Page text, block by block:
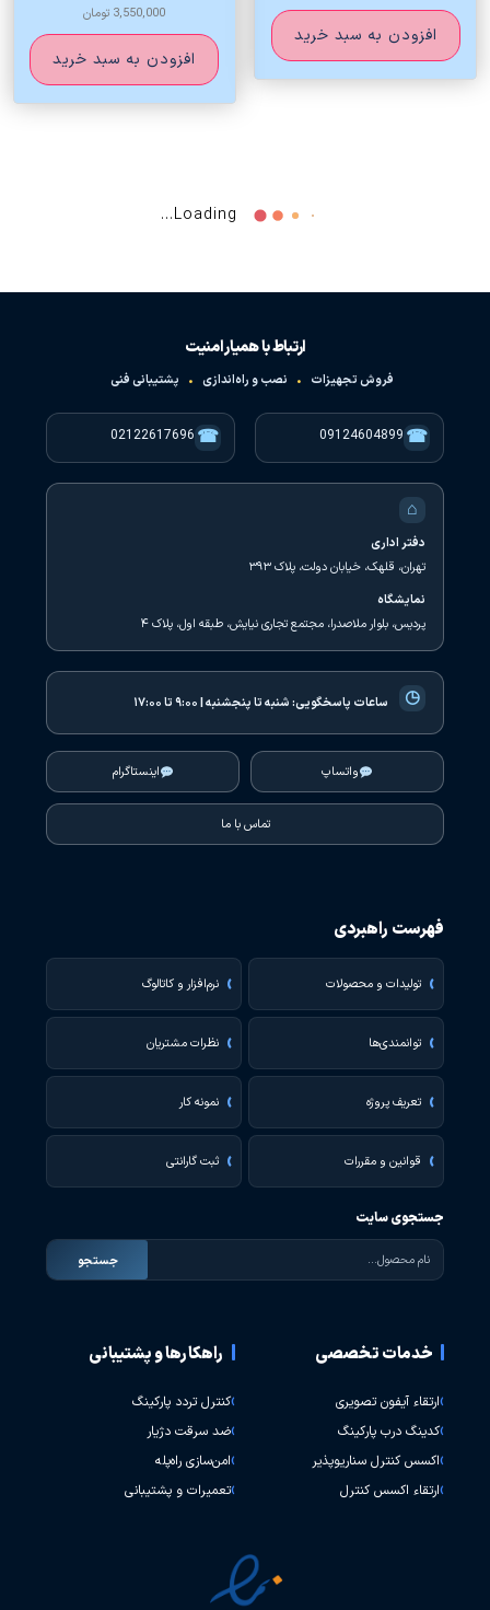
افزودن به سبد خرید
3,550,000 تومان
افزودن به سبد خرید
جاسویچی
420,000تومان
افزودن به سبد خرید
مشکی ) rfid -125khz
225,000تومان
تگ قرمز جاسوئیچی rfid
افزودن به سبد خرید
تگ جاسوئیچی ( زرد ، آبی ،
افزودن به سبد خرید
۱۶ توقف vip)
اطلاعات بیشتر
ارتباط با همیار امنیت